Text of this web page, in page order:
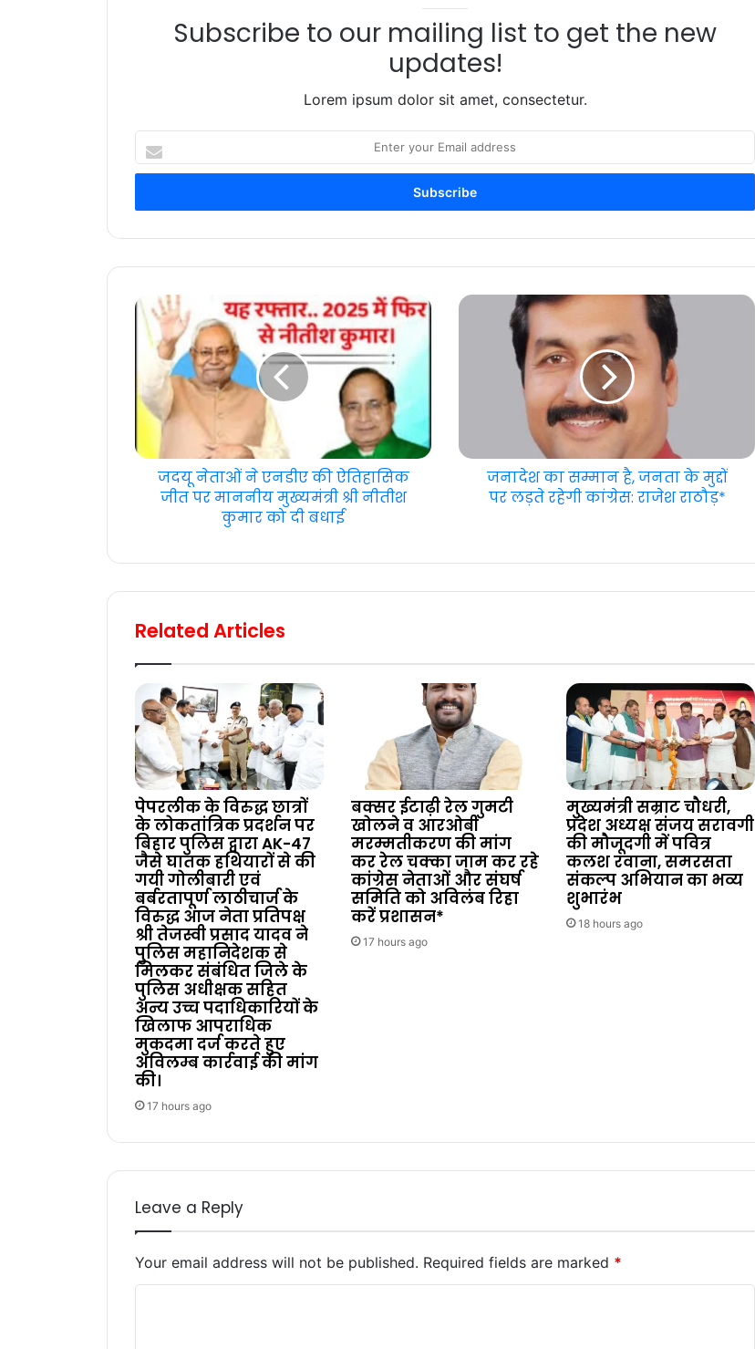
Subscribe to our mailing list to get the new
updates!
Lorem ipsum dolor sit amet, consectetur.
your
address
जदयू नेताओं ने एनडीए की ऐतिहासिक
जीत पर माननीय मुख्यमंत्री श्री नीतीश
कुमार को दी बधाई
जनादेश का सम्मान है, जनता के मुद्दों
पर लड़ते रहेगी कांग्रेस: राजेश राठौड़*
Related Articles
पेपरलीक के विरुद्ध छात्रों
के लोकतांत्रिक प्रदर्शन पर
बिहार पुलिस द्वारा AK-47
जैसे घातक हथियारों से की
गयी गोलीबारी एवं
बर्बरतापूर्ण लाठीचार्ज के
विरुद्ध आज नेता प्रतिपक्ष
श्री तेजस्वी प्रसाद यादव ने
पुलिस महानिदेशक से
मिलकर संबंधित जिले के
पुलिस अधीक्षक सहित
अन्य उच्च पदाधिकारियों के
खिलाफ आपराधिक
मुकदमा दर्ज करते हुए
अविलम्ब कार्रवाई की मांग
की।
17 hours ago
बक्सर ईटाढ़ी रेल गुमटी
खोलने व आरओबी
मरम्मतीकरण की मांग
कर रेल चक्का जाम कर रहे
कांग्रेस नेताओं और संघर्ष
समिति को अविलंब रिहा
करें प्रशासन*
17 hours ago
मुख्यमंत्री सम्राट चौधरी,
प्रदेश अध्यक्ष संजय सरावगी
की मौजूदगी में पवित्र
कलश रवाना, समरसता
संकल्प अभियान का भव्य
शुभारंभ
18 hours ago
Leave a Reply
Your email address will not be published. Required fields are marked *